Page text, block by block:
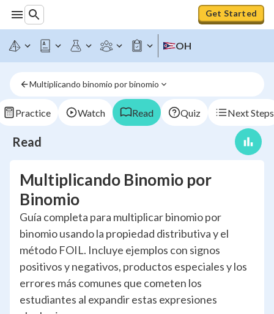
Get Started
OH
Multiplicando binomio por binomio
Practice Watch Read Quiz Next Steps
Read
Multiplicando Binomio por
Binomio
Guía completa para multiplicar binomio por
binomio usando la propiedad distributiva y el
método FOIL. Incluye ejemplos con signos
positivos y negativos, productos especiales y los
errores más comunes que cometen los
estudiantes al expandir estas expresiones